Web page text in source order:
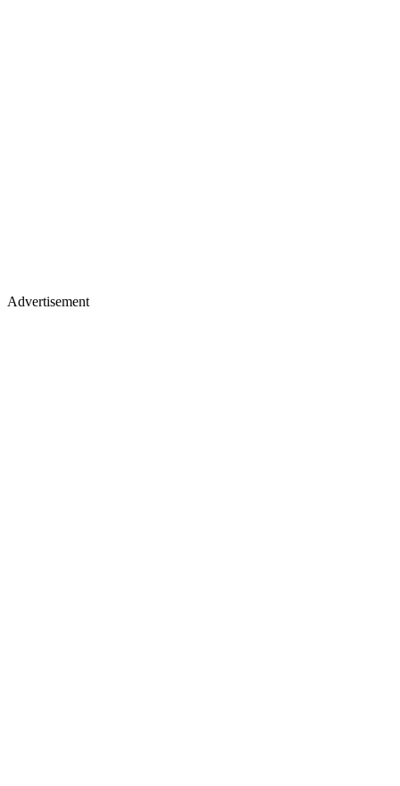
Advertisement